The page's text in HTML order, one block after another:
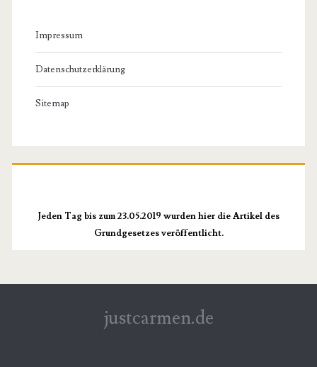
Impressum
Datenschutzerklärung
Sitemap
Jeden Tag bis zum 23.05.2019 wurden hier die Artikel des
Grundgesetzes veröffentlicht.
justcarmen.de